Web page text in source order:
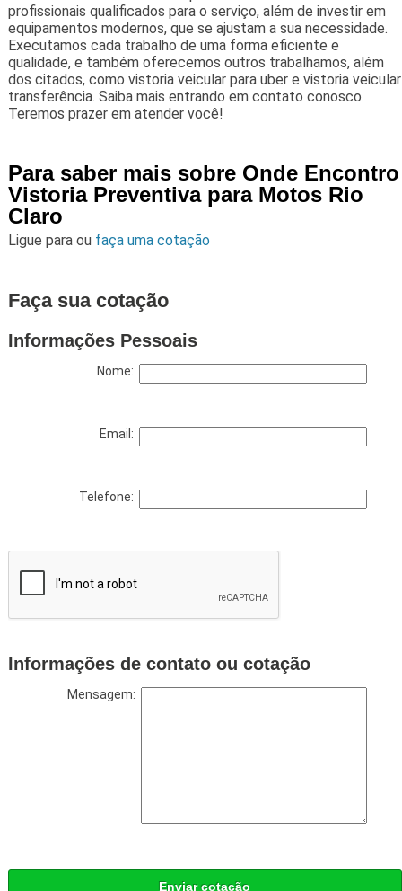
profissionais qualificados para o serviço, além de investir em
equipamentos modernos, que se ajustam a sua necessidade.
Executamos cada trabalho de uma forma eficiente e
qualidade, e também oferecemos outros trabalhamos, além
dos citados, como vistoria veicular para uber e vistoria veicular
transferência. Saiba mais entrando em contato conosco.
Teremos prazer em atender você!
Para saber mais sobre Onde Encontro
Vistoria Preventiva para Motos Rio
Claro
Ligue para ou faça uma cotação
Faça sua cotação
Informações Pessoais
Nome:
Email:
Telefone:
Informações de contato ou cotação
Mensagem:
Enviar cotação